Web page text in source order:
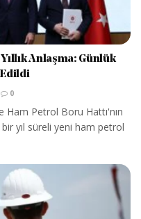
Anlaşma: Günlük
0
Ham Petrol Boru Hattı'nın
bir yıl süreli yeni ham petrol